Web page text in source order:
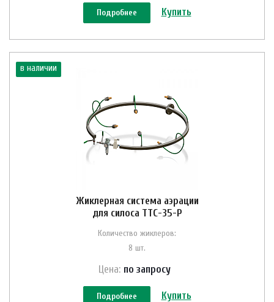
Подробнее Купить
в наличии
Жиклерная система аэрации
для силоса ТТС-35-Р
Количество жиклеров:
8 шт.
Цена: по запросу
Подробнее Купить